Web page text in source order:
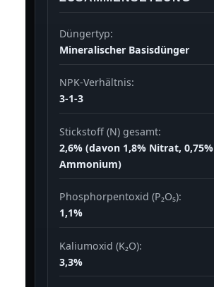
Düngertyp:
Mineralischer Basisdünger
NPK-Verhältnis:
3-1-3
Stickstoff (N) gesamt:
2,6% (davon 1,8% Nitrat, 0,75%
Ammonium)
Phosphorpentoxid (P₂O₅):
1,1%
Kaliumoxid (K₂O):
3,3%